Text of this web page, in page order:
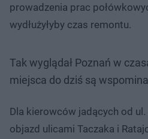
prowadzenia prac
wydłużyłyby czas remontu.
Tak wyglądał Poznań w
miejsca do dziś są
Dla kierowców jadących od
objazd ulicami Taczaka i